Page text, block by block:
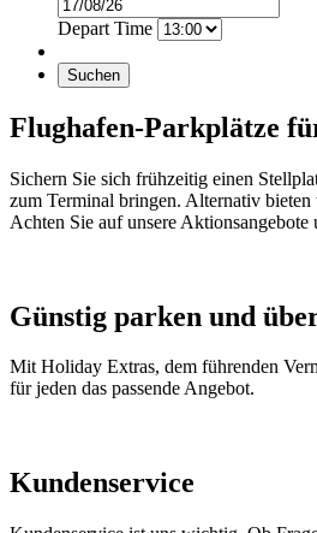
Depart Time
Suchen
Flughafen-Parkplätze
Sichern Sie sich frühzeitig einen
zum Terminal bringen. Alternativ
Achten Sie auf unsere Aktionsangebote
Günstig parken und
Mit Holiday Extras, dem führenden
für jeden das passende Angebot.
Kundenservice